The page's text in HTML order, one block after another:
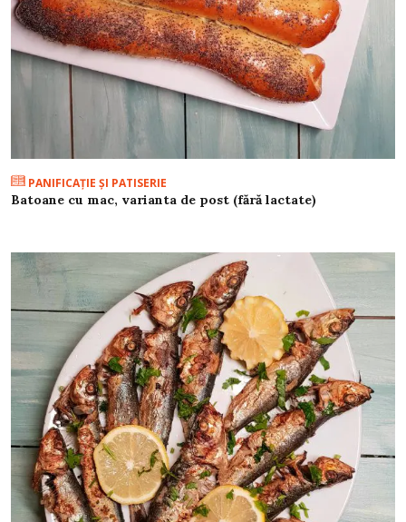
PANIFICAŢIE ŞI PATISERIE
Batoane cu mac, varianta de post (fără lactate)